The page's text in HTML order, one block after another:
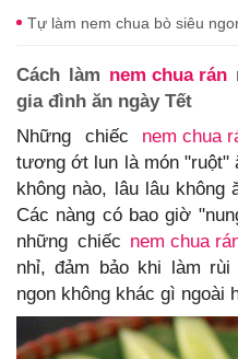
Tự làm nem chua bò siêu
Cách làm nem chua rán
gia đình ăn ngày Tết
Những chiếc nem chua
tương ớt lun là món "ruột"
không nào, lâu lâu không
Các nàng có bao giờ
những chiếc nem chua
nhỉ, đảm bảo khi làm
ngon không khác gì ngoài